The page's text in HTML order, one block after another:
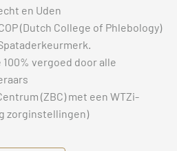
en Uden
(Dutch College of Phlebology)
vergoed door alle
(ZBC) met een WTZi-
zorginstellingen)